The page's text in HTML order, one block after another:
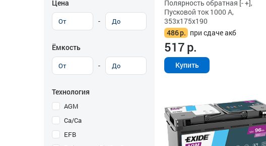
Цена
-
Ёмкость
-
Технология
AGM
Ca/Ca
EFB
Полярность обратная [- +],
Пусковой ток 1000 А,
353x175x190
486р. при сдаче акб
517р.
Купить